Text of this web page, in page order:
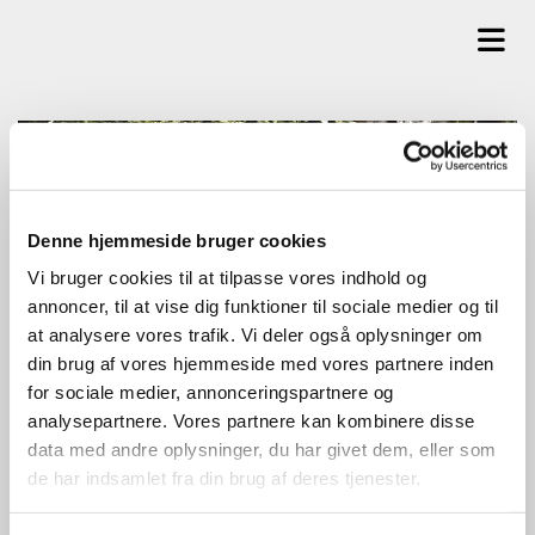
Denne hjemmeside bruger cookies
Vi bruger cookies til at tilpasse vores indhold og
annoncer, til at vise dig funktioner til sociale medier og til
at analysere vores trafik. Vi deler også oplysninger om
din brug af vores hjemmeside med vores partnere inden
for sociale medier, annonceringspartnere og
analysepartnere. Vores partnere kan kombinere disse
data med andre oplysninger, du har givet dem, eller som
de har indsamlet fra din brug af deres tjenester.